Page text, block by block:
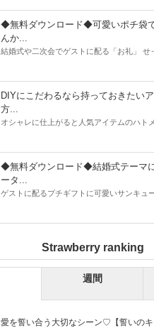
す。ダウンロードしたデザインを印刷する
も・・・♡紙質や柄などでガラッと印象が
◆無料ダウンロード◆可愛いポチ袋
んか...
結婚式や二次会でゲストに配る「お礼」 せ
袋で用意しませんか？今回の記事では無料
ください。いつもStrawberryを読んで頂い
伝いが少しでも出来れば嬉しいです♡
DIYにこだわるなら持っておきたい
方...
オシャレに仕上がると人気アイテムのハト
ールなどに開けた穴につける金具のことで
り、付けるものの素材や色にあわせて選ぶ
◆無料ダウンロード◆結婚式テーマ
ータ...
ゲストに配るプチギフトに可愛いサンキュ
か？今回の記事では無料でダウンロードで
るプレ花嫁さんのお手伝いが少しでも出来
Strawberry ranking
週間
愛を誓い合う大切なシーン♡【誓いのキ